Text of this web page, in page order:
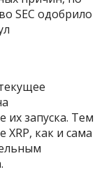
SEC одобрило
их запуска. Тем
как и сама